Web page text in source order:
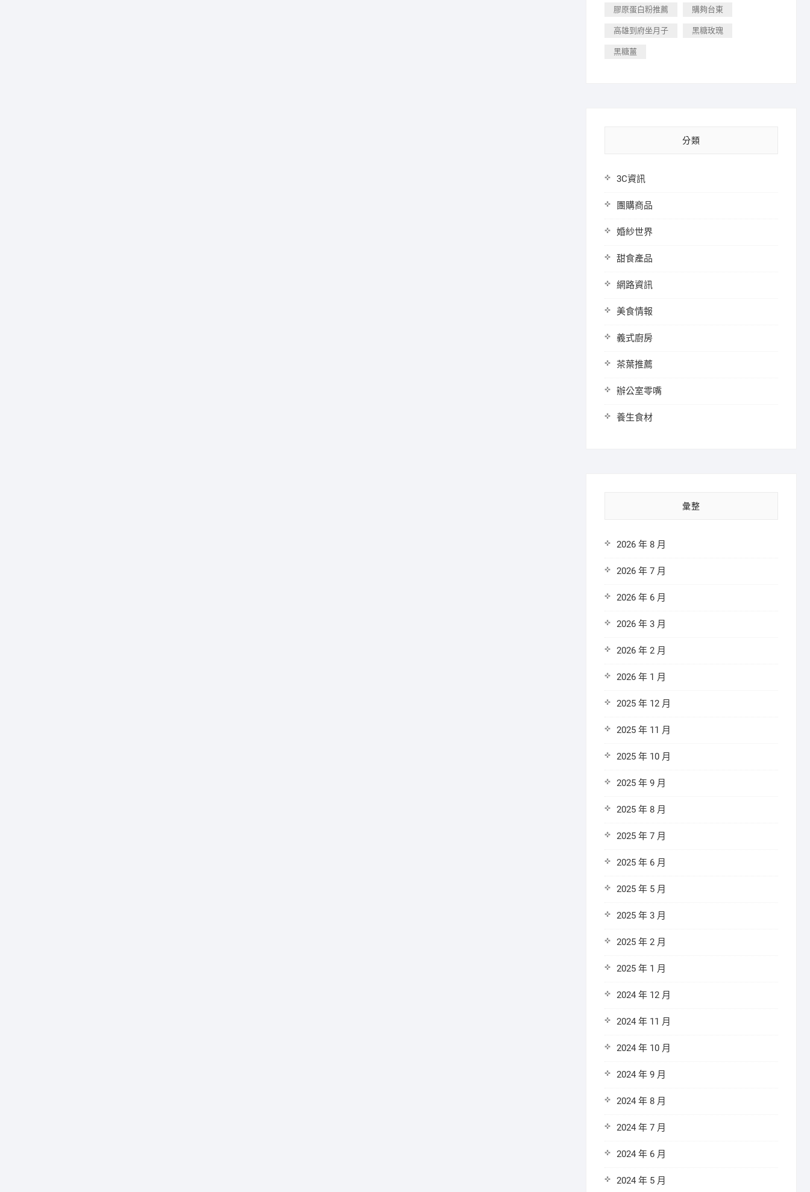
膠原蛋白粉推薦 購夠台東
高雄到府坐月子 黑糖玫瑰
黑糖薑
分類
3C資訊
團購商品
婚紗世界
甜食產品
網路資訊
美食情報
義式廚房
茶葉推薦
辦公室零嘴
養生食材
彙整
2026 年 8 月
2026 年 7 月
2026 年 6 月
2026 年 3 月
2026 年 2 月
2026 年 1 月
2025 年 12 月
2025 年 11 月
2025 年 10 月
2025 年 9 月
2025 年 8 月
2025 年 7 月
2025 年 6 月
2025 年 5 月
2025 年 3 月
2025 年 2 月
2025 年 1 月
2024 年 12 月
2024 年 11 月
2024 年 10 月
2024 年 9 月
2024 年 8 月
2024 年 7 月
2024 年 6 月
2024 年 5 月